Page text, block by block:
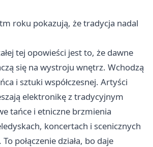
roku pokazują, że tradycja nadal
tej opowieści jest to, że dawne
się na wystroju wnętrz. Wchodzą
i sztuki współczesnej. Artyści
elektronikę z tradycyjnym
tańce i etniczne brzmienia
koncertach i scenicznych
połączenie działa, bo daje